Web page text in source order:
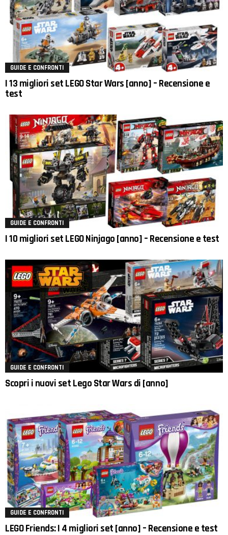
GUIDE E CONFRONTI
I 13 migliori set LEGO Star Wars [anno] – Recensione e
test
GUIDE E CONFRONTI
I 10 migliori set LEGO Ninjago [anno] – Recensione e test
GUIDE E CONFRONTI
Scopri i nuovi set Lego Star Wars di [anno]
GUIDE E CONFRONTI
LEGO Friends: I 4 migliori set [anno] – Recensione e test